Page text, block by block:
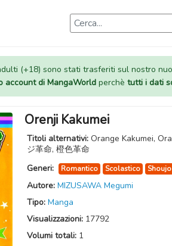
(+18) sono stati trasferiti sul nostro
account di MangaWorldperchè tutti i dati
Orenji Kakumei
Titoli alternativi: Orange Kakumei,
ジ革命, 橙色革命
Generi:
Romantico Scolastico Shoujo
Autore: MIZUSAWA Megumi
Tipo: Manga
Visualizzazioni: 17792
Volumi totali: 1